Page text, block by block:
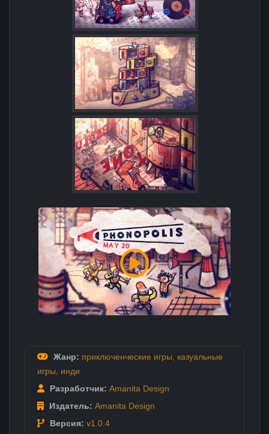
Жанр: приключенческие игры
казуальные
игры
инди
Разработчик: Amanita Design
Издатель: Amanita Design
Версия: v1.0.4